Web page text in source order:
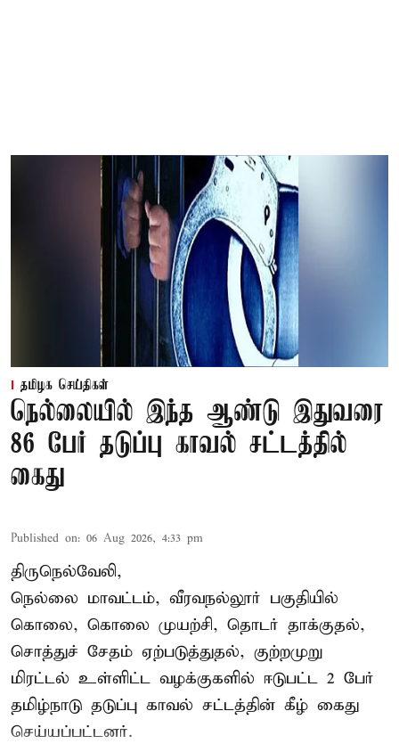
தமிழக செய்திகள்
நெல்லையில் இந்த ஆண்டு இதுவரை
86 பேர் தடுப்பு காவல் சட்டத்தில்
கைது
Published on: 06 Aug 2026, 4:33 pm
திருநெல்வேலி,
நெல்லை மாவட்டம், வீரவநல்லூர் பகுதியில்
கொலை, கொலை முயற்சி, தொடர் தாக்குதல்,
சொத்துச் சேதம் ஏற்படுத்துதல், குற்றமுறு
மிரட்டல் உள்ளிட்ட வழக்குகளில் ஈடுபட்ட 2 பேர்
தமிழ்நாடு தடுப்பு காவல் சட்டத்தின் கீழ் கைது
செய்யப்பட்டனர்.